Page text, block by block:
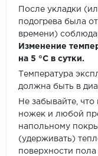
После укладки
подогрева была
времени)
Изменение
на 5 °C в сутки.
Температура
должна быть в
Не забывайте,
ножек и любой
напольному
(удерживать)
поверхности